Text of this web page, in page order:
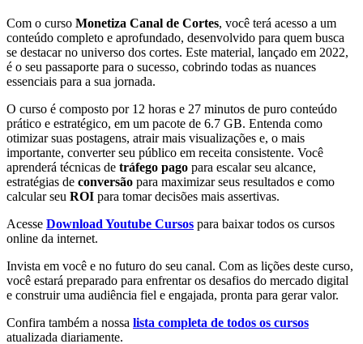
Com o curso Monetiza Canal de Cortes, você terá acesso a um
conteúdo completo e aprofundado, desenvolvido para quem busca
se destacar no universo dos cortes. Este material, lançado em 2022,
é o seu passaporte para o sucesso, cobrindo todas as nuances
essenciais para a sua jornada.
O curso é composto por 12 horas e 27 minutos de puro conteúdo
prático e estratégico, em um pacote de 6.7 GB. Entenda como
otimizar suas postagens, atrair mais visualizações e, o mais
importante, converter seu público em receita consistente. Você
aprenderá técnicas de tráfego pago para escalar seu alcance,
estratégias de conversão para maximizar seus resultados e como
calcular seu ROI para tomar decisões mais assertivas.
Acesse Download Youtube Cursos para baixar todos os cursos
online da internet.
Invista em você e no futuro do seu canal. Com as lições deste curso,
você estará preparado para enfrentar os desafios do mercado digital
e construir uma audiência fiel e engajada, pronta para gerar valor.
Confira também a nossa lista completa de todos os cursos
atualizada diariamente.